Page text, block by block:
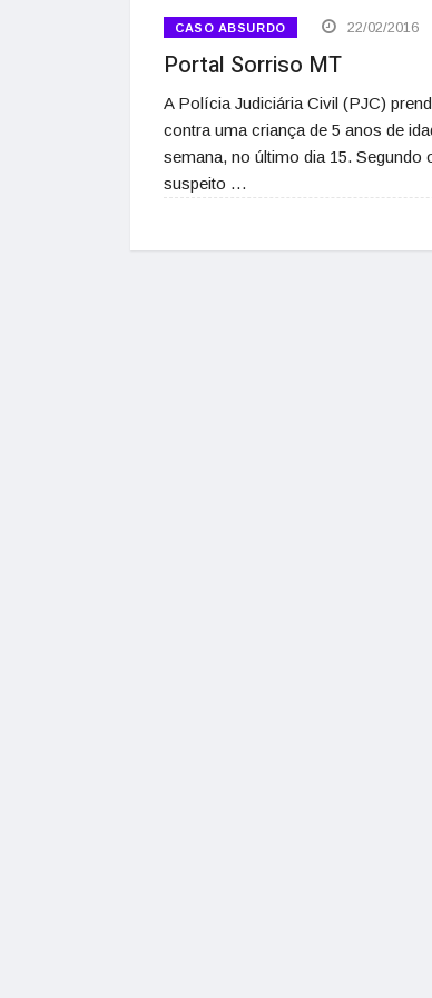
CASO ABSURDO 22/02/2016
Portal Sorriso MT
A Polícia Judiciária Civil (PJC)
contra uma criança de 5 anos de
semana, no último dia 15.
suspeito …